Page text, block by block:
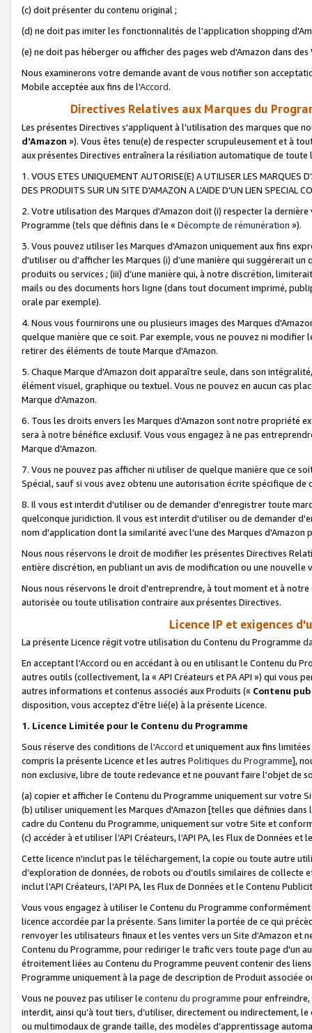
(c) doit présenter du contenu original ;
(d) ne doit pas imiter les fonctionnalités de l'application shopping
(e) ne doit pas héberger ou afficher des pages web d'Amazon dans
Nous examinerons votre demande avant de vous notifier son
Mobile acceptée aux fins de l'Accord.
Directives Relatives aux Marques du
Les présentes Directives s'appliquent à l'utilisation des marques que
d'Amazon »). Vous êtes tenu(e) de respecter scrupuleusement et à
aux présentes Directives entraînera la résiliation automatique de
1. VOUS ETES UNIQUEMENT AUTORISE(E) A UTILISER LES MARQUES
DES PRODUITS SUR UN SITE D'AMAZON A L'AIDE D'UN LIEN SPECIAL
2. Votre utilisation des Marques d'Amazon doit (i) respecter la
Programme (tels que définis dans le « Décompte de rémunération »).
3. Vous pouvez utiliser les Marques d'Amazon uniquement aux fins
d'utiliser ou d'afficher les Marques (i) d’une manière qui suggérerait
produits ou services ; (iii) d’une manière qui, à notre discrétion,
mails ou des documents hors ligne (dans tout document imprimé,
orale par exemple).
4. Nous vous fournirons une ou plusieurs images des Marques
quelque manière que ce soit. Par exemple, vous ne pouvez ni
retirer des éléments de toute Marque d'Amazon.
5. Chaque Marque d'Amazon doit apparaître seule, dans son
élément visuel, graphique ou textuel. Vous ne pouvez en aucun cas
Marque d'Amazon.
6. Tous les droits envers les Marques d'Amazon sont notre propriété
sera à notre bénéfice exclusif. Vous vous engagez à ne pas
Marque d'Amazon.
7. Vous ne pouvez pas afficher ni utiliser de quelque manière que ce
Spécial, sauf si vous avez obtenu une autorisation écrite spécifique de
8. Il vous est interdit d'utiliser ou de demander d'enregistrer toute
quelconque juridiction. Il vous est interdit d'utiliser ou de demander
nom d'application dont la similarité avec l'une des Marques
Nous nous réservons le droit de modifier les présentes Directives
entière discrétion, en publiant un avis de modification ou une nouvelle
Nous nous réservons le droit d'entreprendre, à tout moment et à
autorisée ou toute utilisation contraire aux présentes Directives.
Licence IP et exigences
La présente Licence régit votre utilisation du Contenu du Programme
En acceptant l'Accord ou en accédant à ou en utilisant le Contenu du
autres outils (collectivement, la « API Créateurs et PA API ») qui vous
autres informations et contenus associés aux Produits (« Contenu
disposition, vous acceptez d'être lié(e) à la présente Licence.
1. Licence Limitée pour le Contenu du Programme
Sous réserve des conditions de l'Accord et uniquement aux fins
compris la présente Licence et les autres Politiques du Programme],
non exclusive, libre de toute redevance et ne pouvant faire l'objet de
(a) copier et afficher le Contenu du Programme uniquement sur votre
(b) utiliser uniquement les Marques d'Amazon [telles que définies dans
cadre du Contenu du Programme, uniquement sur votre Site et
(c) accéder à et utiliser l’API Créateurs, l’API PA, les Flux de Données
Cette licence n'inclut pas le téléchargement, la copie ou toute autre
d’exploration de données, de robots ou d’outils similaires de
inclut l’API Créateurs, l’API PA, les Flux de Données et le Contenu
Vous vous engagez à utiliser le Contenu du Programme
licence accordée par la présente. Sans limiter la portée de ce qui
renvoyer les utilisateurs finaux et les ventes vers un Site d'Amazon et
Contenu du Programme, pour rediriger le trafic vers toute page d'un
étroitement liées au Contenu du Programme peuvent contenir des
Programme uniquement à la page de description de Produit associée
Vous ne pouvez pas utiliser le contenu du programme pour
interdit, ainsi qu’à tout tiers, d’utiliser, directement ou indirectement,
ou multimodaux de grande taille, des modèles d’apprentissage